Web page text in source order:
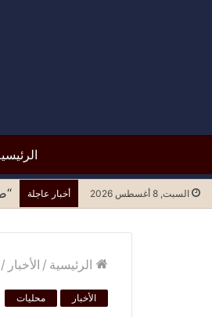
السبت, 8 أغسطس 2026 أخبار عاجلة
الرئيسية / الأخبار /
الأخبار محليات